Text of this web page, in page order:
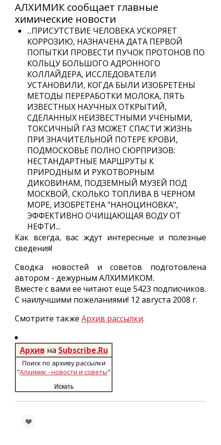
АЛХИМИК сообщает главные
химические новости
...ПРИСУТСТВИЕ ЧЕЛОВЕКА УСКОРЯЕТ
КОРРОЗИЮ, НАЗНАЧЕНА ДАТА ПЕРВОЙ
ПОПЫТКИ ПРОВЕСТИ ПУЧОК ПРОТОНОВ ПО
КОЛЬЦУ БОЛЬШОГО АДРОННОГО
КОЛЛАЙДЕРА, ИССЛЕДОВАТЕЛИ
УСТАНОВИЛИ, КОГДА БЫЛИ ИЗОБРЕТЕНЫ
МЕТОДЫ ПЕРЕРАБОТКИ МОЛОКА, ПЯТЬ
ИЗВЕСТНЫХ НАУЧНЫХ ОТКРЫТИЙ,
СДЕЛАННЫХ НЕИЗВЕСТНЫМИ УЧЕНЫМИ,
ТОКСИЧНЫЙ ГАЗ МОЖЕТ СПАСТИ ЖИЗНЬ
ПРИ ЗНАЧИТЕЛЬНОЙ ПОТЕРЕ КРОВИ,
ПОДМОСКОВЬЕ ПОЛНО СЮРПРИЗОВ:
НЕСТАНДАРТНЫЕ МАРШРУТЫ К
ПРИРОДНЫМ И РУКОТВОРНЫМ
ДИКОВИНАМ, ПОДЗЕМНЫЙ МУЗЕЙ ПОД
МОСКВОЙ, СКОЛЬКО ТОПЛИВА В ЧЕРНОМ
МОРЕ, ИЗОБРЕТЕНА "НАНОЦИНОВКА",
ЭФФЕКТИВНО ОЧИЩАЮЩАЯ ВОДУ ОТ
НЕФТИ...
Как всегда, вас ждут интересные и полезные
сведения!
Сводка новостей и советов подготовлена
автором - дежурным АЛХИМИКОМ.
Вместе с вами ее читают еще 5423 подписчиков.
С наилучшими пожеланиями! 12 августа 2008 г.
Смотрите также Архив рассылки.
Архив на Subscribe.Ru
Поиск по архиву рассылки
"Алхимик - новости и советы"